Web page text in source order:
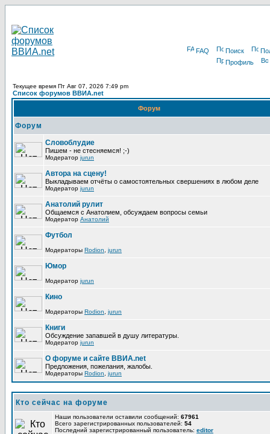
FAQ Поиск
Профиль
Текущее время Пт Авг 07, 2026 7:49 pm
Список форумов ВВИА.net
Форум
Форум
Словоблудие
Пишем - не стесняемся! ;-)
Модератор jurun
Автора на сцену!
Выкладываем отчёты о самостоятельных свершениях в любом деле
Модератор jurun
Анатолий рулит
Общаемся с Анатолием, обсуждаем вопросы семьи
Модератор Анатолий
Футбол
Модераторы Rodion jurun
Юмор
Модератор jurun
Кино
Модераторы Rodion jurun
Книги
Обсуждение запавшей в душу литературы.
Модератор jurun
О форуме и сайте ВВИА.net
Предложения, пожелания, жалобы.
Модераторы Rodion jurun
Кто сейчас на форуме
Наши пользователи оставили сообщений: 67961
Всего зарегистрированных пользователей: 54
Последний зарегистрированный пользователь: editor